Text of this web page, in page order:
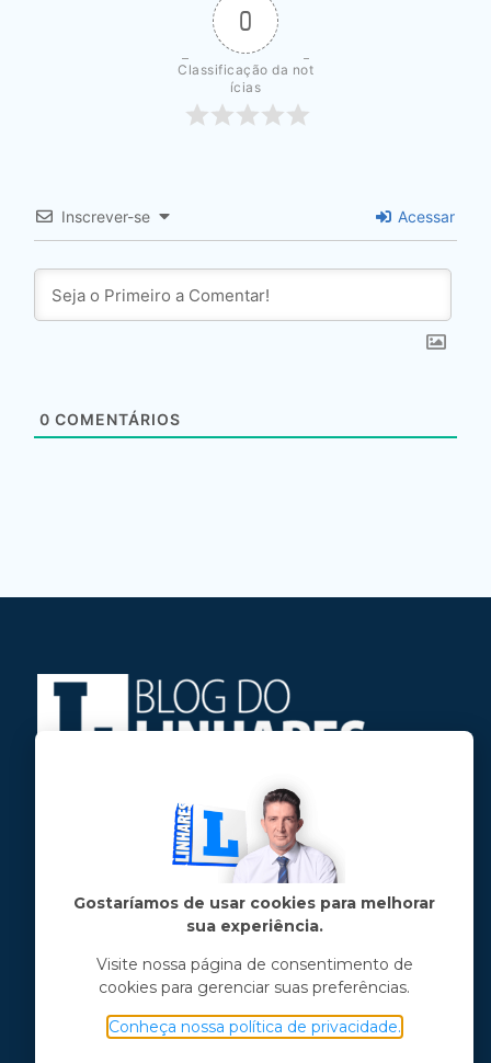
0
Classificação da not
ícias
Inscrever-se Acessar
0 COMENTÁRIOS
Jose Linhares Jr é maranhense.
Formado em Jornalismo, estudou filosofia
e tem pós-graduações em ciência política
e marketing político.
Menu principal
Notícias
Opinião
Gostaríamos de usar cookies para melhorar
sua experiência.
Visite nossa página de consentimento de
cookies para gerenciar suas preferências.
Conheça nossa política de privacidade.